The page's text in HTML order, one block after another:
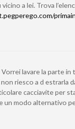
a lei. Trova
lavare la parte in
riesco a d estrarla
cacciavite per
un modo alternativo